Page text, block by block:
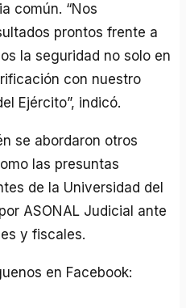
común. “Nos
prontos frente a
la seguridad no solo en
con nuestro
Ejército”, indicó.
se abordaron otros
las presuntas
de la Universidad del
ASONAL Judicial ante
y fiscales.
en Facebook: